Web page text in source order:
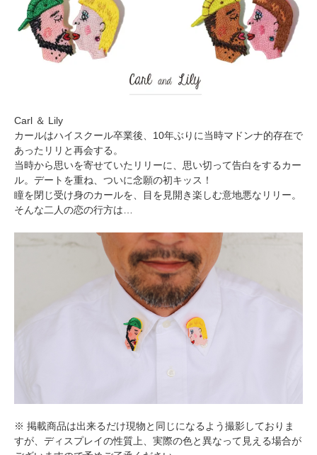
Carl ＆ Lily
カールはハイスクール卒業後、10年ぶりに当時マドンナ的存在で
あったリリと再会する。
当時から思いを寄せていたリリーに、思い切って告白をするカー
ル。デートを重ね、ついに念願の初キッス！
瞳を閉じ受け身のカールを、目を見開き楽しむ意地悪なリリー。
そんな二人の恋の行方は…
※ 掲載商品は出来るだけ現物と同じになるよう撮影しておりま
すが、ディスプレイの性質上、実際の色と異なって見える場合が